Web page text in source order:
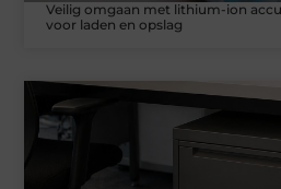
Veilig omgaan met lithium-ion
voor laden en opslag